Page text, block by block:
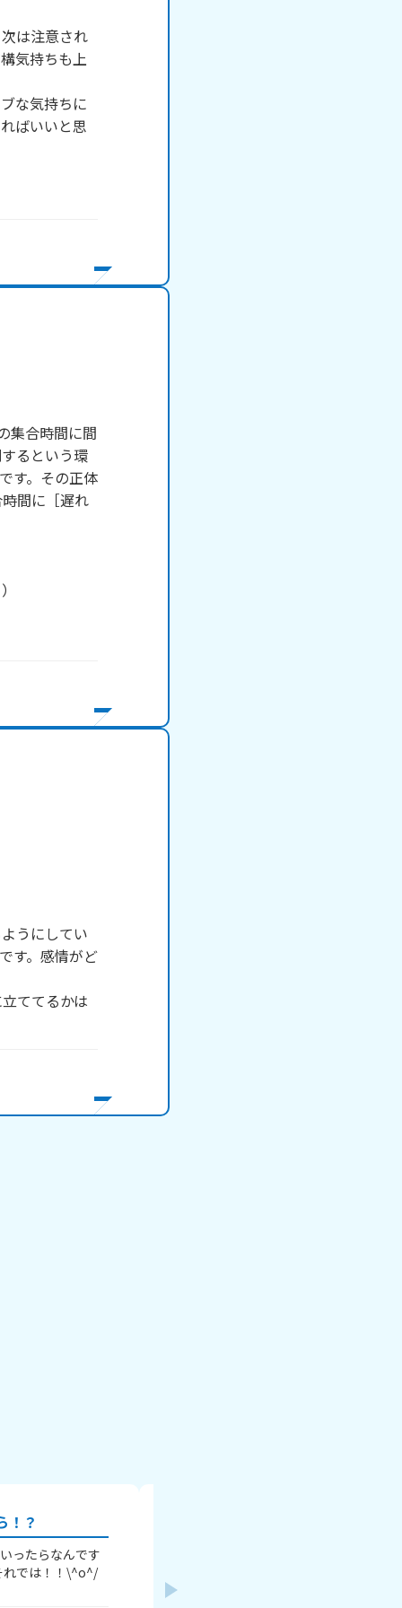
は注意され
気持ちも上
な気持ちに
ばいいと思
集合時間に間
るという環
す。その正体
間に［遅れ
うにしてい
す。感情がど
ててるかは
！？
ったらなんです
ぜひ教えてください！ それでは！！\^o^/
がいいのか分からない。 親はキズなん